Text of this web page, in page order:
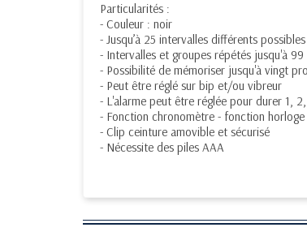
Particularités :
- Couleur : noir
- Jusqu’à 25 intervalles différents possibles
- Intervalles et groupes répétés jusqu'à
- Possibilité de mémoriser jusqu'à vingt
- Peut être réglé sur bip et/ou vibreur
- L'alarme peut être réglée pour durer 1,
- Fonction chronomètre - fonction horloge
- Clip ceinture amovible et sécurisé
- Nécessite des piles AAA